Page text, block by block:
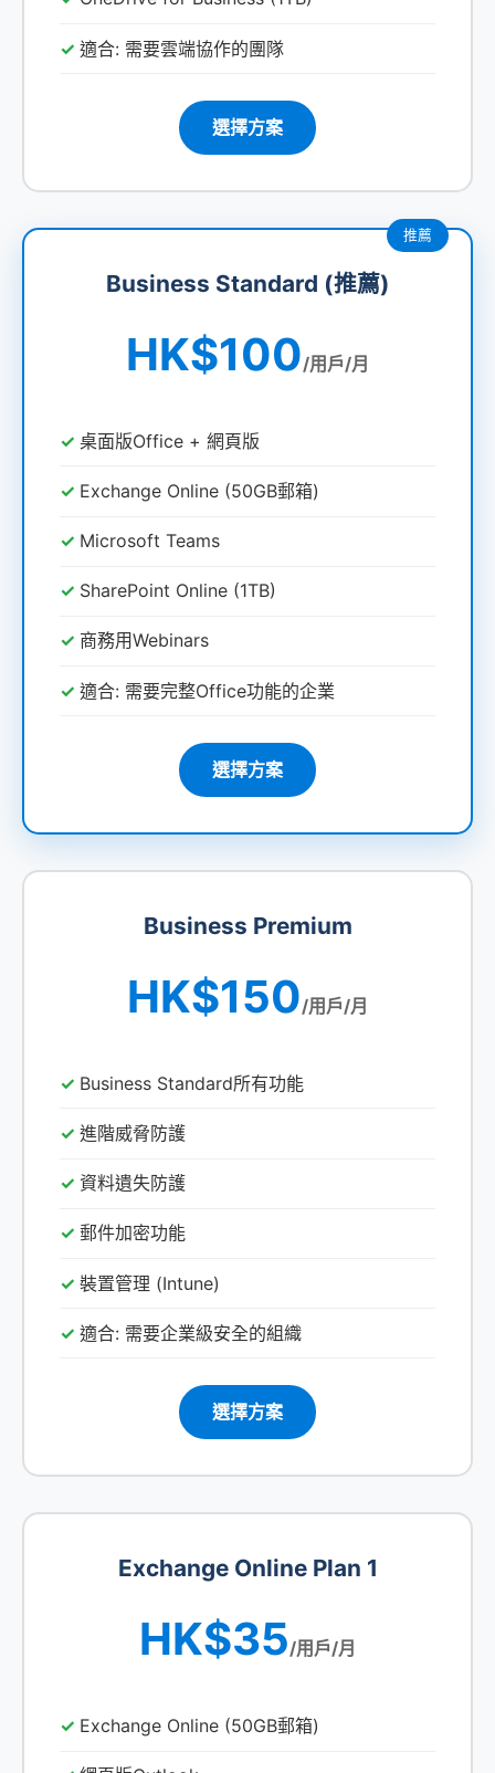
適合: 需要雲端協作的團隊
選擇方案
Business Standard (推薦)
HK$100/用戶/月
桌面版Office + 網頁版
Exchange Online (50GB郵箱)
Microsoft Teams
SharePoint Online (1TB)
商務用Webinars
適合: 需要完整Office功能的企業
選擇方案
Business Premium
HK$150/用戶/月
Business Standard所有功能
進階威脅防護
資料遺失防護
郵件加密功能
裝置管理 (Intune)
適合: 需要企業級安全的組織
選擇方案
Exchange Online Plan 1
HK$35/用戶/月
Exchange Online (50GB郵箱)